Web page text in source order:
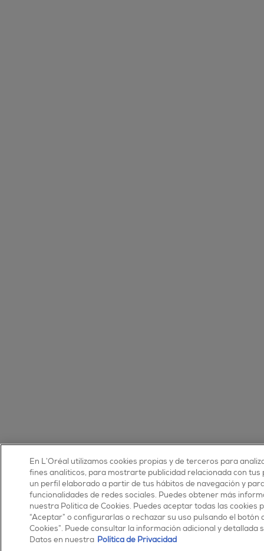
En L’Oréal utilizamos cookies propias y de terceros para
fines analíticos, para mostrarte publicidad relacionada con
un perfil elaborado a partir de tus hábitos de navegación y
funcionalidades de redes sociales. Puedes obtener más
nuestra Política de Cookies. Puedes aceptar todas las cookies
“Aceptar” o configurarlas o rechazar su uso pulsando el botón
Cookies”. Puede consultar la información adicional y detallada
Datos en nuestra Política de Privacidad